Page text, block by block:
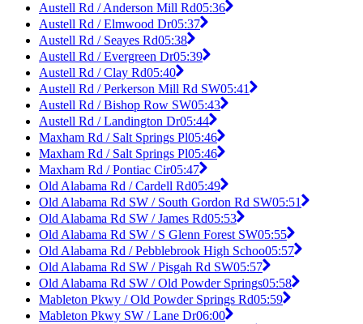
Austell Rd / Anderson Mill Rd05:36
Austell Rd / Elmwood Dr05:37
Austell Rd / Seayes Rd05:38
Austell Rd / Evergreen Dr05:39
Austell Rd / Clay Rd05:40
Austell Rd / Perkerson Mill Rd SW05:41
Austell Rd / Bishop Row SW05:43
Austell Rd / Landington Dr05:44
Maxham Rd / Salt Springs Pl05:46
Maxham Rd / Salt Springs Pl05:46
Maxham Rd / Pontiac Cir05:47
Old Alabama Rd / Cardell Rd05:49
Old Alabama Rd SW / South Gordon Rd SW05:51
Old Alabama Rd SW / James Rd05:53
Old Alabama Rd SW / S Glenn Forest SW05:55
Old Alabama Rd / Pebblebrook High Schoo05:57
Old Alabama Rd SW / Pisgah Rd SW05:57
Old Alabama Rd SW / Old Powder Springs05:58
Mableton Pkwy / Old Powder Springs Rd05:59
Mableton Pkwy SW / Lane Dr06:00